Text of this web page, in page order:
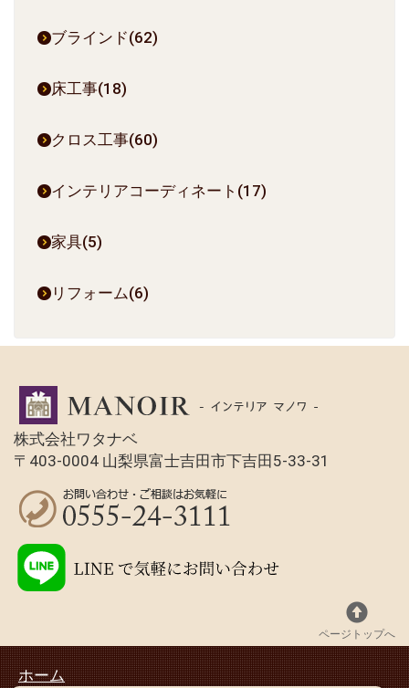
ブラインド(62)
床工事(18)
クロス工事(60)
インテリアコーディネート(17)
家具(5)
リフォーム(6)
株式会社ワタナベ
〒403-0004 山梨県富士吉田市下吉田5-33-31
ページトップへ
ホーム